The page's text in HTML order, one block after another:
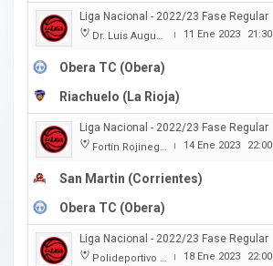
Liga Nacional - 2022/23 Fase Regular
Dr. Luis Augusto Derna | 11 Ene 2023 21:30
Obera TC (Obera)
Riachuelo (La Rioja)
Liga Nacional - 2022/23 Fase Regular
Fortín Rojinegro | 14 Ene 2023 22:00
San Martin (Corrientes)
Obera TC (Obera)
Liga Nacional - 2022/23 Fase Regular
Polideportivo Cincuentenario | 18 Ene 2023 22:00